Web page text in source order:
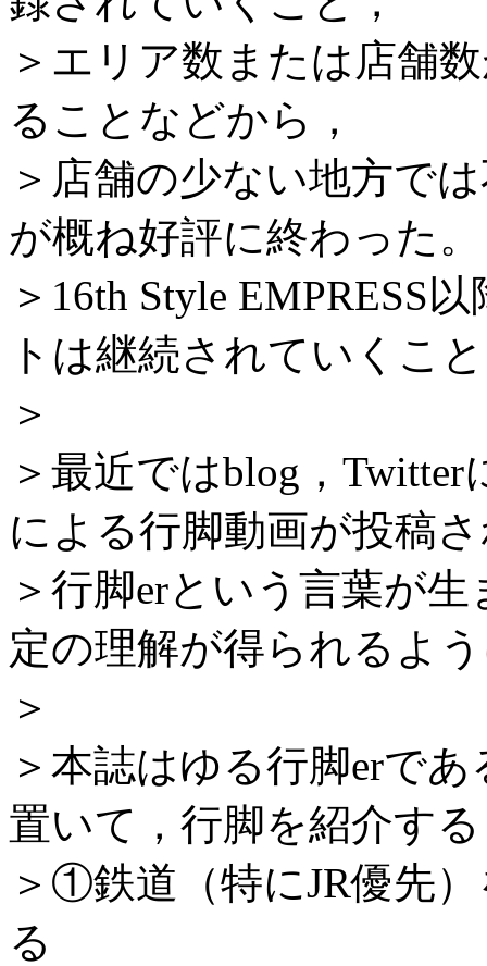
＞エリア数または店舗
ることなどから，
＞店舗の少ない地方で
が概ね好評に終わった。
＞16th Style EMPRESS
トは継続されていくこ
＞
＞最近ではblog，
による行脚動画が投稿
＞行脚erという言葉が
定の理解が得られるよ
＞
＞本誌はゆる行脚erで
置いて，行脚を紹介す
＞①鉄道（特にJR優先
る